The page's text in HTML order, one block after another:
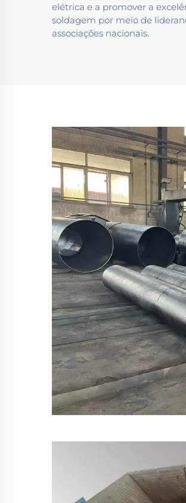
elétrica e a promover a
soldagem por meio de
associações nacionais.